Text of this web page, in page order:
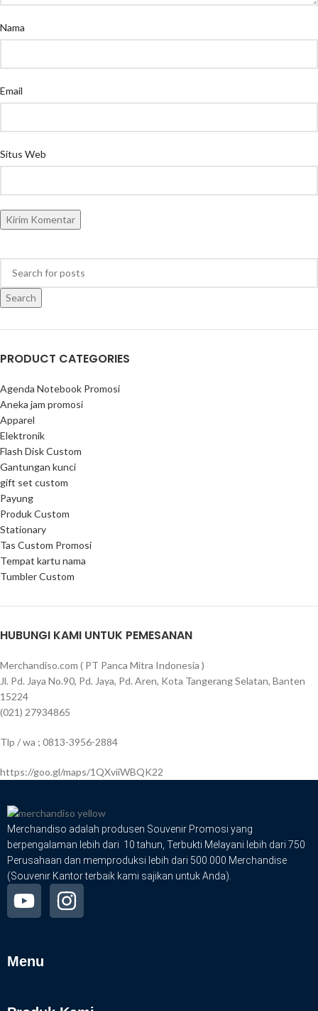
Nama
Email
Situs Web
Search
PRODUCT CATEGORIES
Agenda Notebook Promosi
Aneka jam promosi
Apparel
Elektronik
Flash Disk Custom
Gantungan kunci
gift set custom
Payung
Produk Custom
Stationary
Tas Custom Promosi
Tempat kartu nama
Tumbler Custom
HUBUNGI KAMI UNTUK PEMESANAN
Merchandiso.com ( PT Panca Mitra Indonesia )
Jl. Pd. Jaya No.90, Pd. Jaya, Pd. Aren, Kota Tangerang Selatan, Banten
15224
(021) 27934865
Tlp / wa ; 0813-3956-2884
https://goo.gl/maps/1QXviiWBQK22
Merchandiso adalah produsen Souvenir Promosi yang
berpengalaman lebih dari 10 tahun, Terbukti Melayani lebih dari 750
Perusahaan dan memproduksi lebih dari 500.000 Merchandise
(Souvenir Kantor terbaik kami sajikan untuk Anda).
Menu